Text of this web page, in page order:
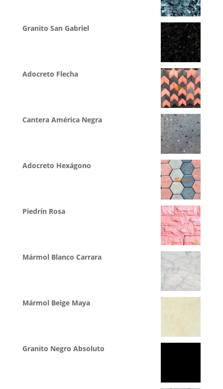
Granito San Gabriel
Adocreto Flecha
Cantera América Negra
Adocreto Hexágono
Piedrín Rosa
Mármol Blanco Carrara
Mármol Beige Maya
Granito Negro Absoluto